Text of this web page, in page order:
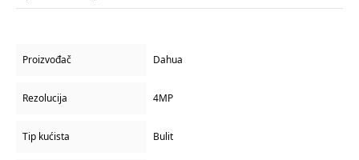
Proizvođač Dahua
Rezolucija 4MP
Tip kućista Bulit